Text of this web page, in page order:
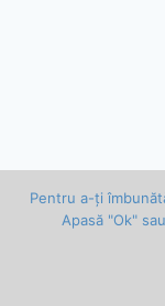
© 2026 Vlad
Pentru a-ți
Apasă "Ok"